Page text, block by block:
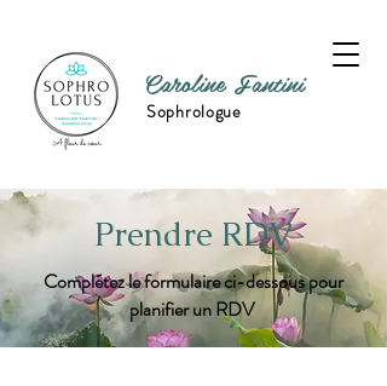
Sophrologue
Caroline Fantini
Prendre RDV
Complétez le formulaire ci-dessous pour
planifier un RDV